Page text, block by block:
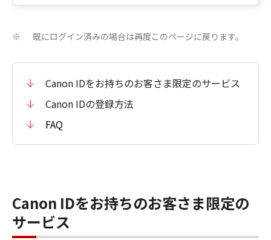
※ 既にログイン済みの場合は再度このページに戻ります。
Canon IDをお持ちのお客さま限定のサービス
Canon IDの登録方法
FAQ
Canon IDをお持ちのお客さま限定の
サービス